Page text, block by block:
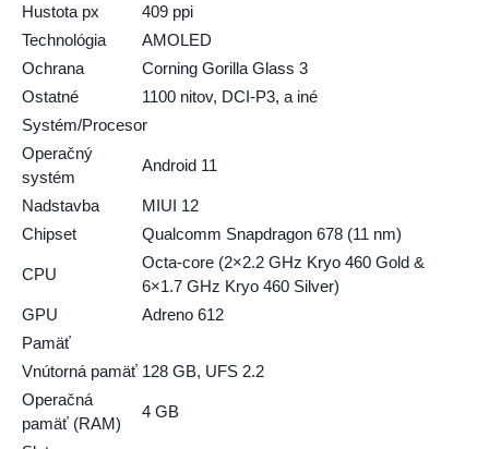
Hustota px
409 ppi
Technológia
AMOLED
Ochrana
Corning Gorilla Glass 3
Ostatné
1100 nitov, DCI-P3, a iné
Systém/Procesor
Operačný
systém
Android 11
Nadstavba
MIUI 12
Chipset
Qualcomm Snapdragon 678 (11 nm)
CPU
Octa-core (2×2.2 GHz Kryo 460 Gold &
6×1.7 GHz Kryo 460 Silver)
GPU
Adreno 612
Pamäť
Vnútorná pamäť 128 GB, UFS 2.2
Operačná
pamäť (RAM)
4 GB